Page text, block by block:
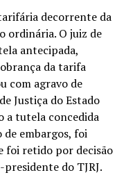
decorrente da
ordinária. O juiz de
antecipada,
da tarifa
com agravo de
Justiça do Estado
a tutela concedida
de embargos, foi
foi retido por decisão
do TJRJ.